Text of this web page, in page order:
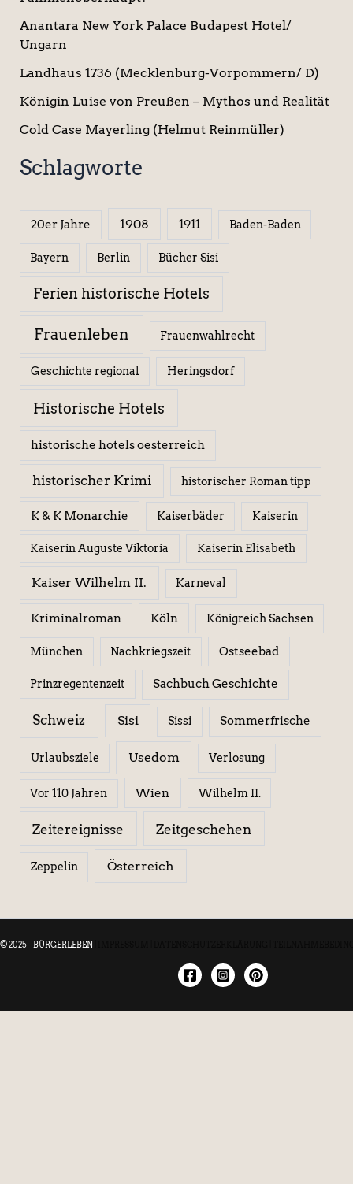
Anantara New York Palace Budapest Hotel/
Ungarn
Landhaus 1736 (Mecklenburg-Vorpommern/ D)
Königin Luise von Preußen – Mythos und Realität
Cold Case Mayerling (Helmut Reinmüller)
Schlagworte
20er Jahre 1908 1911 Baden-Baden
Bayern Berlin Bücher Sisi
Ferien historische Hotels
Frauenleben Frauenwahlrecht
Geschichte regional Heringsdorf
Historische Hotels
historische hotels oesterreich
historischer Krimi historischer Roman tipp
K & K Monarchie Kaiserbäder Kaiserin
Kaiserin Auguste Viktoria Kaiserin Elisabeth
Kaiser Wilhelm II. Karneval
Kriminalroman Köln Königreich Sachsen
München Nachkriegszeit Ostseebad
Prinzregentenzeit Sachbuch Geschichte
Schweiz Sisi Sissi Sommerfrische
Urlaubsziele Usedom Verlosung
Vor 110 Jahren Wien Wilhelm II.
Zeitereignisse Zeitgeschehen
Zeppelin Österreich
© 2025 - BÜRGERLEBEN